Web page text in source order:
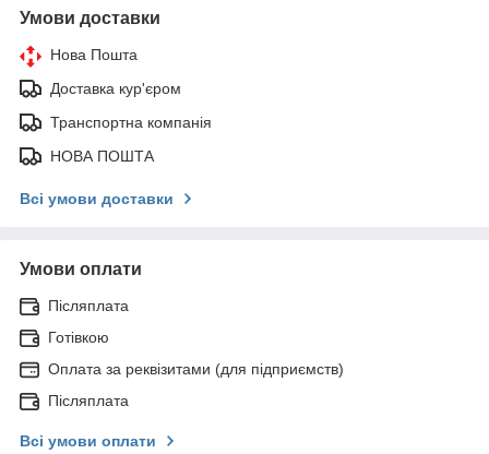
Умови доставки
Нова Пошта
Доставка кур'єром
Транспортна компанія
НОВА ПОШТА
Всі умови доставки
Умови оплати
Післяплата
Готівкою
Оплата за реквізитами (для підприємств)
Післяплата
Всі умови оплати